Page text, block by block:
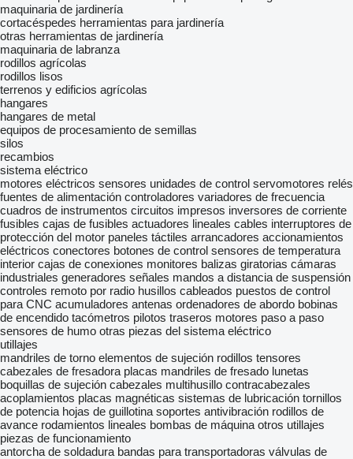
maquinaria de jardinería
cortacéspedes herramientas para jardinería
otras herramientas de jardinería
maquinaria de labranza
rodillos agrícolas
rodillos lisos
terrenos y edificios agrícolas
hangares
hangares de metal
equipos de procesamiento de semillas
silos
recambios
sistema eléctrico
motores eléctricos sensores unidades de control servomotores relés
fuentes de alimentación controladores variadores de frecuencia
cuadros de instrumentos circuitos impresos inversores de corriente
fusibles cajas de fusibles actuadores lineales cables interruptores de
protección del motor paneles táctiles arrancadores accionamientos
eléctricos conectores botones de control sensores de temperatura
interior cajas de conexiones monitores balizas giratorias cámaras
industriales generadores señales mandos a distancia de suspensión
controles remoto por radio husillos cableados puestos de control
para CNC acumuladores antenas ordenadores de abordo bobinas
de encendido tacómetros pilotos traseros motores paso a paso
sensores de humo otras piezas del sistema eléctrico
utillajes
mandriles de torno elementos de sujeción rodillos tensores
cabezales de fresadora placas mandriles de fresado lunetas
boquillas de sujeción cabezales multihusillo contracabezales
acoplamientos placas magnéticas sistemas de lubricación tornillos
de potencia hojas de guillotina soportes antivibración rodillos de
avance rodamientos lineales bombas de máquina otros utillajes
piezas de funcionamiento
antorcha de soldadura bandas para transportadoras válvulas de